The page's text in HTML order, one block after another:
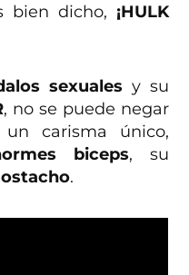
bien dicho, ¡HULK
sexuales y su
, no se puede negar
carisma único,
biceps, su
.